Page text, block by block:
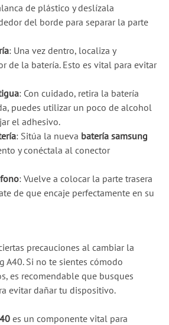
de plástico y deslízala
del borde para separar la parte
: Una vez dentro, localiza y
de la batería. Esto es vital para evitar
: Con cuidado, retira la batería
puedes utilizar un poco de alcohol
el adhesivo.
: Sitúa la nueva batería samsung
y conéctala al conector
: Vuelve a colocar la parte trasera
de que encaje perfectamente en su
precauciones al cambiar la
A40. Si no te sientes cómodo
es recomendable que busques
evitar dañar tu dispositivo.
es un componente vital para